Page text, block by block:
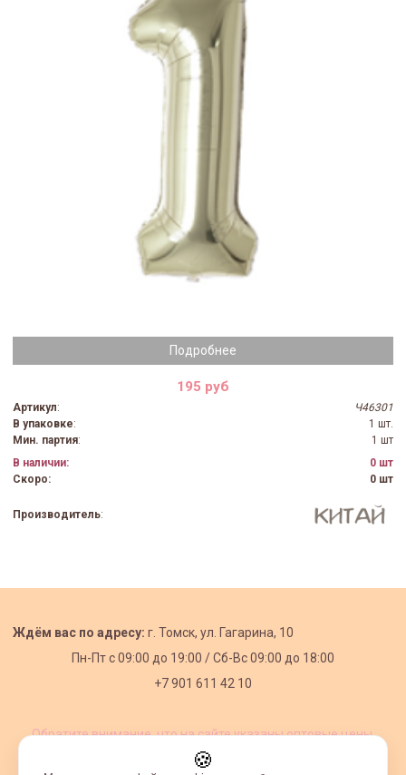
Подробнее
195 руб
Артикул:
Ч46301
В упаковке:
1 шт.
Мин. партия:
1 шт
В наличии:
0 шт
Скоро:
0 шт
Производитель:
Ждём вас по адресу: г. Томск, ул. Гагарина, 10
Пн-Пт с09:00 до 19:00 /Сб-Вс 09:00 до 18:00
+7 901 611 42 10
Обратите внимание, что на сайте указаны оптовые цены,
🍪